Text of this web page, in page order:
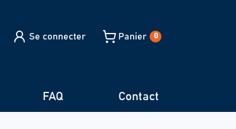
Se connecter Panier 0
FAQ Contact